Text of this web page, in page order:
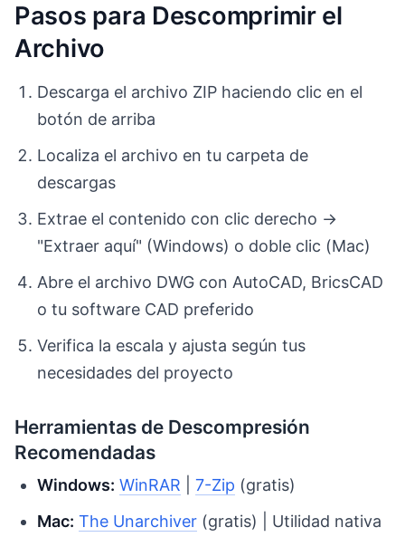
Pasos para Descomprimir el
Archivo
Descarga el archivo ZIP haciendo clic en el
botón de arriba
Localiza el archivo en tu carpeta de
descargas
Extrae el contenido con clic derecho →
"Extraer aquí" (Windows) o doble clic (Mac)
Abre el archivo DWG con AutoCAD, BricsCAD
o tu software CAD preferido
Verifica la escala y ajusta según tus
necesidades del proyecto
Herramientas de Descompresión
Recomendadas
Windows: WinRAR |7-Zip (gratis)
Mac: The Unarchiver (gratis) | Utilidad nativa